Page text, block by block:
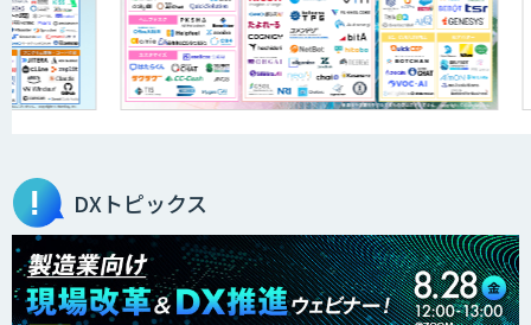
DXトピックス